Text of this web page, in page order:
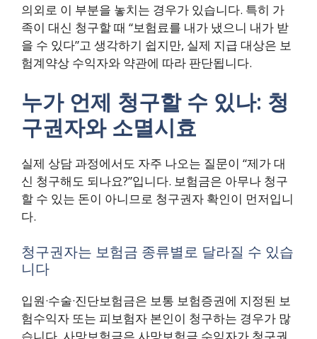
의외로 이 부분을 놓치는 경우가 있습니다. 특히 가
족이 대신 청구할 때 “보험료를 내가 냈으니 내가 받
을 수 있다”고 생각하기 쉽지만, 실제 지급 대상은 보
험계약상 수익자와 약관에 따라 판단됩니다.
누가 언제 청구할 수 있나: 청
구권자와 소멸시효
실제 상담 과정에서도 자주 나오는 질문이 “제가 대
신 청구해도 되나요?”입니다. 보험금은 아무나 청구
할 수 있는 돈이 아니므로 청구권자 확인이 먼저입니
다.
청구권자는 보험금 종류별로 달라질 수 있습
니다
입원·수술·진단보험금은 보통 보험증권에 지정된 보
험수익자 또는 피보험자 본인이 청구하는 경우가 많
습니다. 사망보험금은 사망보험금 수익자가 청구권